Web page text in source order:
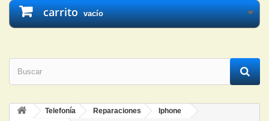
carrito vacío
Telefonía Reparaciones
Iphone